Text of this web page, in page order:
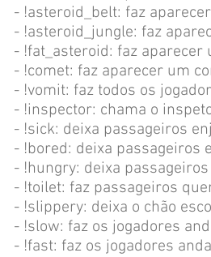
- !asteroid_belt: faz
- !asteroid_jungle: faz
- !fat_asteroid: faz aparecer
- !comet: faz aparecer um
- !vomit: faz todos os
- !inspector: chama o
- !sick: deixa passageiros
- !bored: deixa passageiros
- !hungry: deixa
- !toilet: faz passageiros
- !slippery: deixa o chão
- !slow: faz os jogadores
- !fast: faz os jogadores